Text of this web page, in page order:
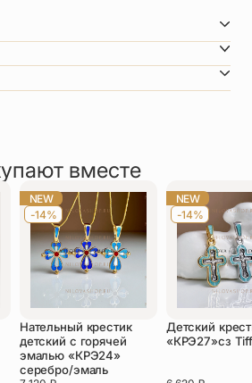
пр., золото 999 пр., 45 кристаллов
отзыв
вместе
NEW
-14%
Нательный крестик
детский с горячей
эмалью «КРЭ24»
серебро/эмаль
NEW
-14%
Детский
«КРЭ27»сз